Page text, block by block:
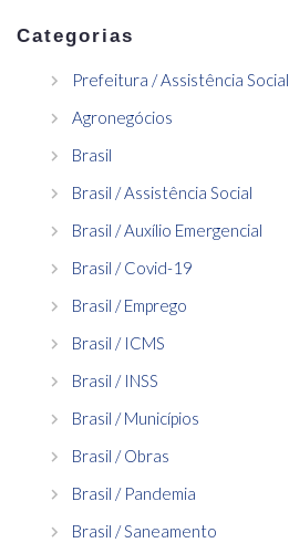
Categorias
Prefeitura / Assistência Social
Agronegócios
Brasil
Brasil / Assistência Social
Brasil / Auxílio Emergencial
Brasil / Covid-19
Brasil / Emprego
Brasil / ICMS
Brasil / INSS
Brasil / Municípios
Brasil / Obras
Brasil / Pandemia
Brasil / Saneamento